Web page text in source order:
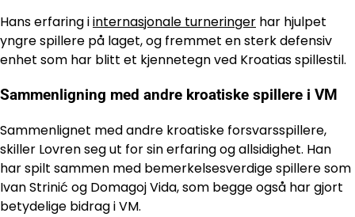
Hans erfaring iinternasjonale turneringer har hjulpet
yngre spillere på laget, og fremmet en sterk defensiv
enhet som har blitt et kjennetegn ved Kroatias spillestil.
Sammenligning med andre kroatiske spillere i VM
Sammenlignet med andre kroatiske forsvarsspillere,
skiller Lovren seg ut for sin erfaring og allsidighet. Han
har spilt sammen med bemerkelsesverdige spillere som
Ivan Strinić og Domagoj Vida, som begge også har gjort
betydelige bidrag i VM.